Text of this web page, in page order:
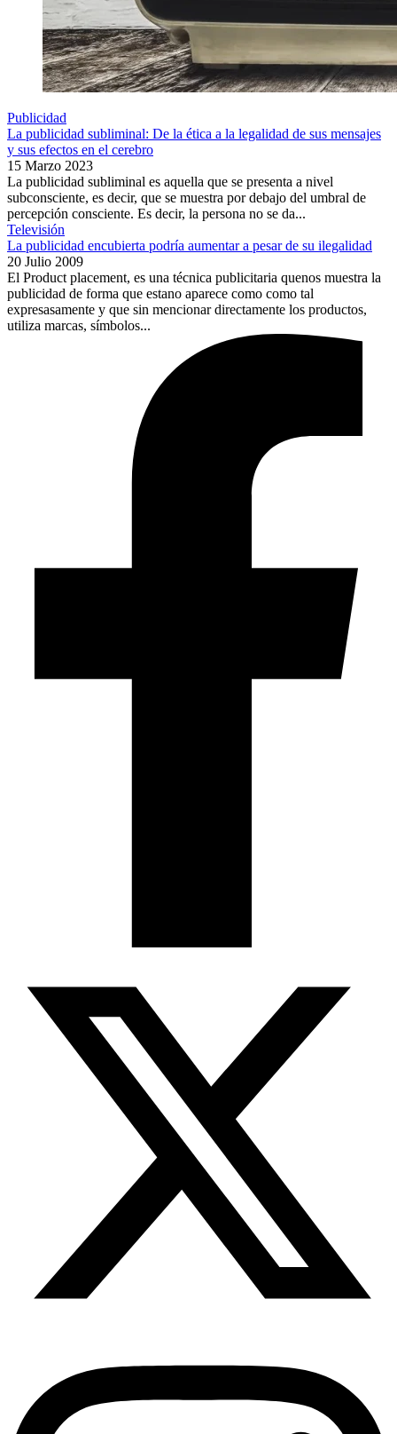
Publicidad
La publicidad subliminal: De la ética a la legalidad de sus mensajes
y sus efectos en el cerebro
15 Marzo 2023
La publicidad subliminal es aquella que se presenta a nivel
subconsciente, es decir, que se muestra por debajo del umbral de
percepción consciente. Es decir, la persona no se da...
Televisión
La publicidad encubierta podría aumentar a pesar de su ilegalidad
20 Julio 2009
El Product placement, es una técnica publicitaria quenos muestra la
publicidad de forma que estano aparece como como tal
expresasamente y que sin mencionar directamente los productos,
utiliza marcas, símbolos...